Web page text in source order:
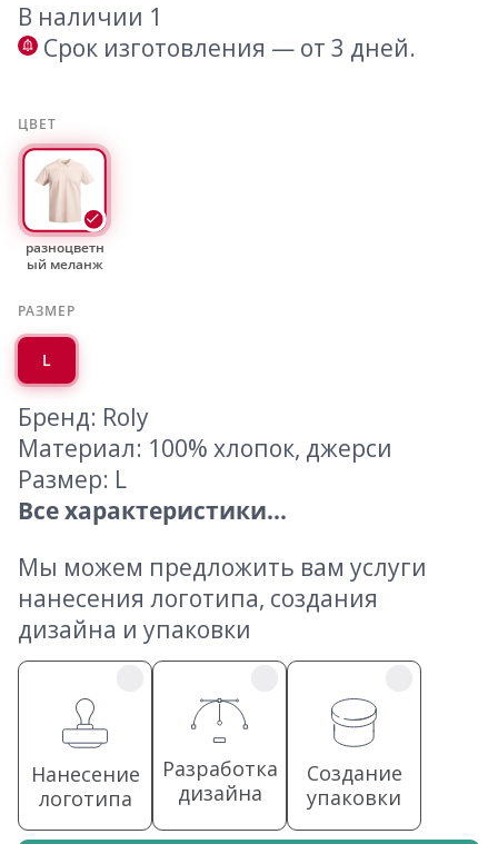
В наличии 1
Срок изготовления — от 3 дней.
ЦВЕТ
разноцветн
ый меланж
РАЗМЕР
L
Бренд: Roly
Материал: 100% хлопок, джерси
Размер: L
Все характеристики...
Мы можем предложить вам услуги
нанесения логотипа, создания
дизайна и упаковки
Нанесение
логотипа
Разработка
дизайна
Создание
упаковки